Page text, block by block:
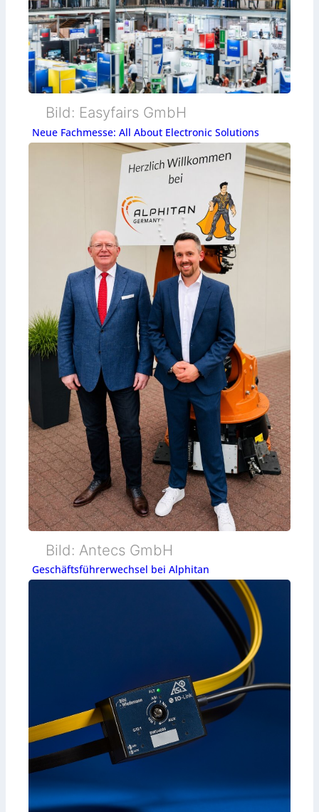
Bild: Easyfairs GmbH
Neue Fachmesse: All About Electronic Solutions
Bild: Antecs GmbH
Geschäftsführerwechsel bei Alphitan